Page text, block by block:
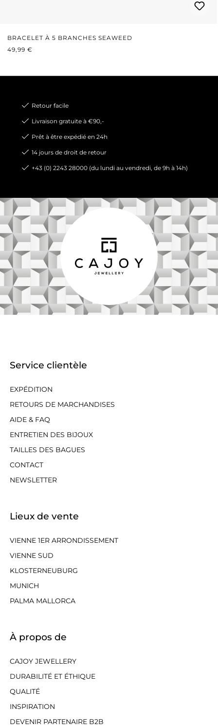
BRACELET À 5 BRANCHES SEAWEED
PRIX RÉGULIER :
49,99 €
Retour facile
Livraison gratuite à €90,-
Prêt à être expédié en 24h
14 jours de droit de retour
+43 (0) 2243 28000 (du lundi au vendredi, de 9h à 14h)
Service clientèle
EXPÉDITION
RETOURS DE MARCHANDISES
AIDE & FAQ
ENTRETIEN DES BIJOUX
TAILLES DES BAGUES
CONTACT
NEWSLETTER
Lieux de vente
VIENNE 1ER ARRONDISSEMENT
VIENNE SUD
KLOSTERNEUBURG
MUNICH
PALMA MALLORCA
À propos de
CAJOY JEWELLERY
DURABILITÉ ET ÉTHIQUE
QUALITÉ
INSPIRATION
DEVENIR PARTENAIRE B2B